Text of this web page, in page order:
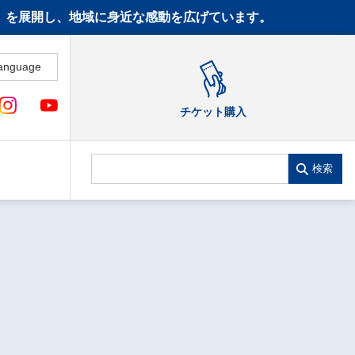
展開し、地域に身近な感動を広げています。
チケット購入
検索